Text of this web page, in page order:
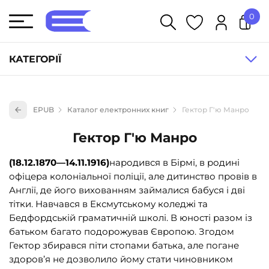
КАТЕГОРІЇ
Книги для дітей (836)
Книги для підлітків (240)
Науково-популярна література (1015)
Навчальна література та посібники (527)
Енциклопедії, довідники, словники (55)
Подарункові сертифікати (1)
0
EPUB Каталог електронних книг Гектор Г'ю Манро
Гектор Г'ю Манро
(18.12.1870—14.11.1916)народився в Бірмі, в родині
офіцера колоніальної поліції, але дитинство провів в
Англії, де його вихованням займалися бабуся і дві
тітки. Навчався в Ексмутському коледжі та
Бедфордській граматичній школі. В юності разом із
батьком багато подорожував Європою. Згодом
Гектор збирався піти стопами батька, але погане
здоров’я не дозволило йому стати чиновником